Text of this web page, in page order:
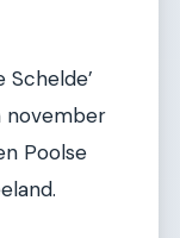
Schelde’
november
Poolse